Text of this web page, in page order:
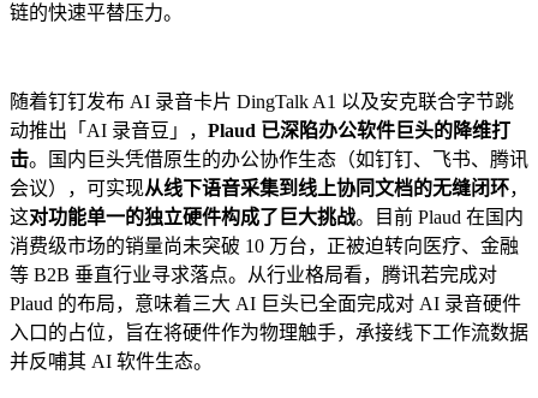
链的快速平替压力。
随着钉钉发布 AI 录音卡片 DingTalk A1 以及安克联合字节跳
动推出「AI 录音豆」， Plaud 已深陷办公软件巨头的降维打
击。国内巨头凭借原生的办公协作生态（如钉钉、飞书、腾讯
会议），可实现从线下语音采集到线上协同文档的无缝闭环，
这对功能单一的独立硬件构成了巨大挑战。目前 Plaud 在国内
消费级市场的销量尚未突破 10 万台，正被迫转向医疗、金融
等 B2B 垂直行业寻求落点。从行业格局看，腾讯若完成对
Plaud 的布局，意味着三大 AI 巨头已全面完成对 AI 录音硬件
入口的占位，旨在将硬件作为物理触手，承接线下工作流数据
并反哺其 AI 软件生态。